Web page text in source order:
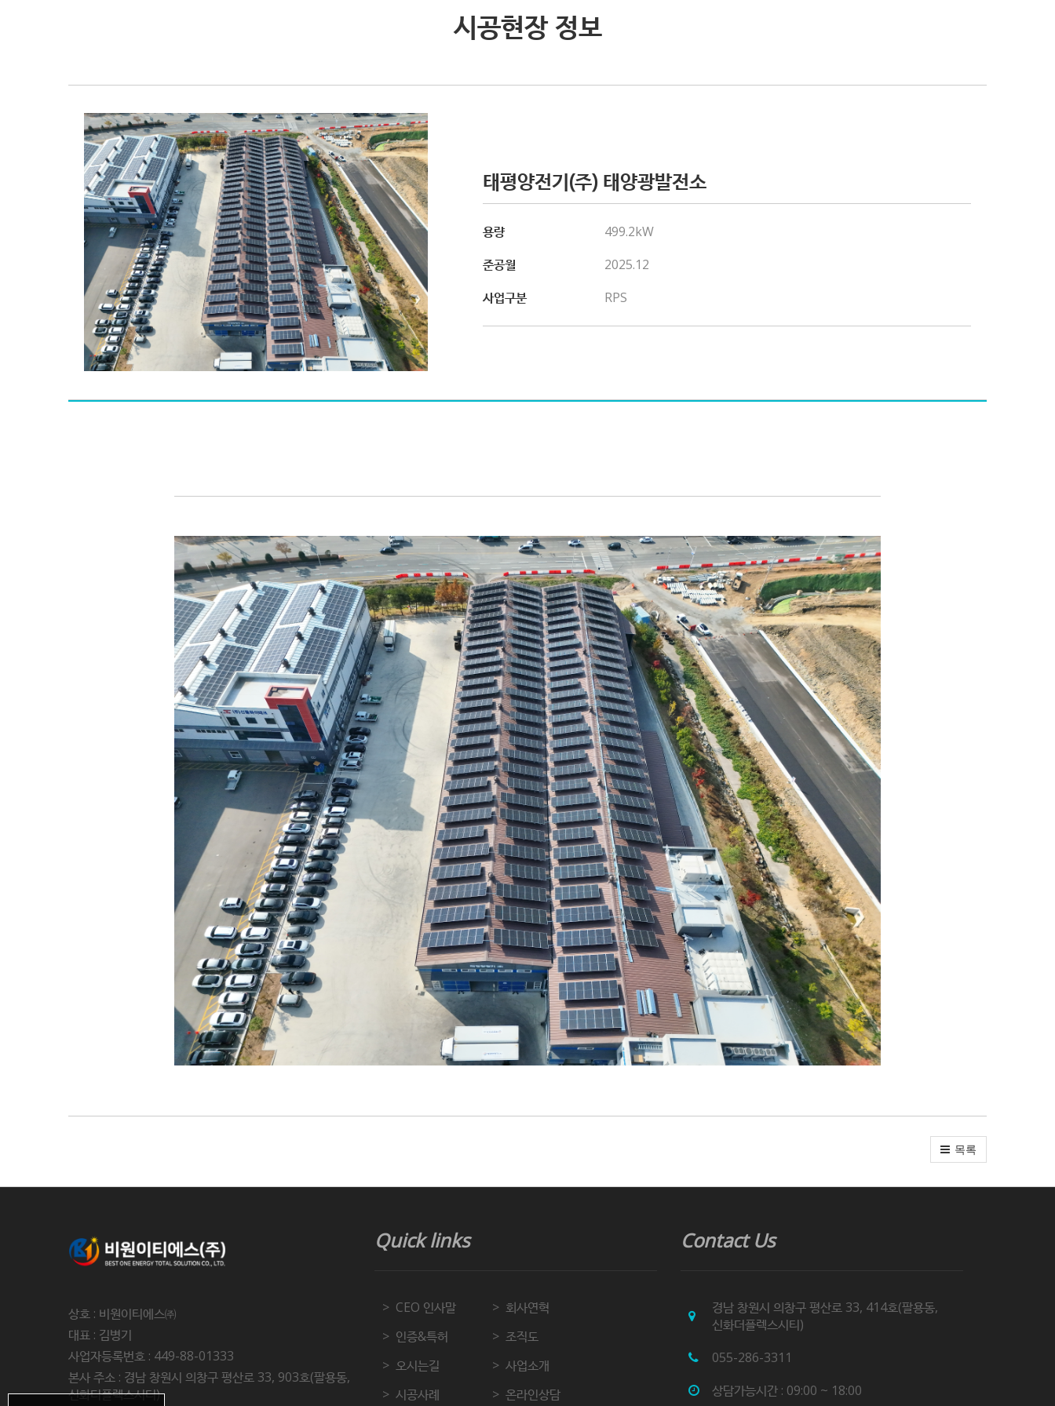
시공현장 정보
태평양전기(주) 태양광발전소
용량
499.2kW
준공월
2025.12
사업구분
RPS
목록
상호 : 비원이티에스㈜
대표 : 김병기
사업자등록번호 : 449-88-01333
본사 주소 : 경남 창원시 의창구 평산로 33, 903호(팔용동,
신화더플렉스시티)
Quick links
CEO 인사말
회사연혁
인증&특허
조직도
오시는길
사업소개
시공사례
온라인상담
Contact Us
경남 창원시 의창구 평산로 33, 414호(팔용동,
신화더플렉스시티)
055-286-3311
상담가능시간 : 09:00 ~ 18:00